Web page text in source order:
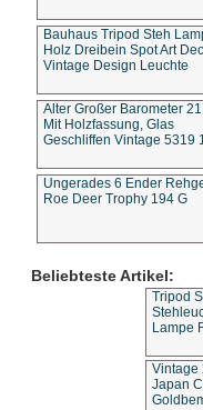
Bauhaus Tripod Steh
Holz Dreibein Spot Art
Vintage Design Leuchte
Alter Großer Barometer
Mit Holzfassung, Glas
Geschliffen Vintage 5319
Ungerades 6 Ender
Roe Deer Trophy 194 G
Beliebteste Artikel:
Tripod
Lampe
Vintage
Japan